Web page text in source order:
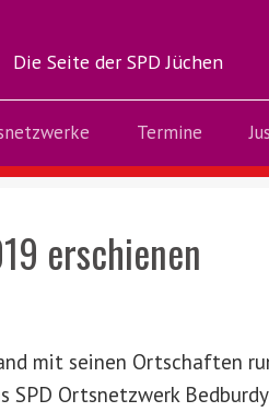
Die Seite der SPD Jüchen
Termine
erschienen
mit seinen Ortschaften
SPD Ortsnetzwerk